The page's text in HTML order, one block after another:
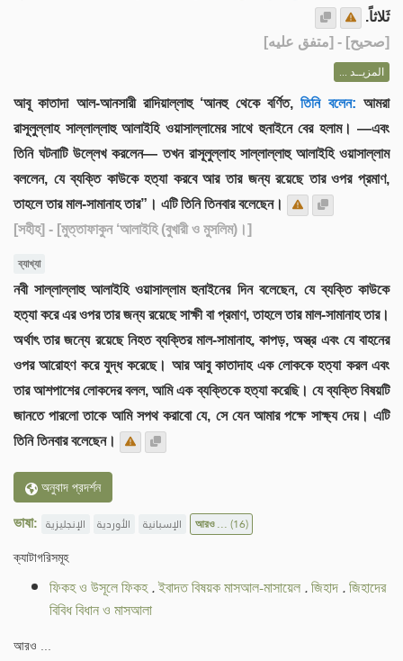
ثَلاثاً.
[صحيح] - [متفق عليه]
المزيــد ...
আবূ কাতাদা আল-আনসারী রাদিয়াল্লাহু ‘আনহু থেকে বর্ণিত, তিনি বলেন: আমরা
রাসূলুল্লাহ সাল্লাল্লাহু আলাইহি ওয়াসাল্লামের সাথে হুনাইনে বের হলাম। —এবং
তিনি ঘটনাটি উল্লেখ করলেন— তখন রাসূলুল্লাহ সাল্লাল্লাহু আলাইহি ওয়াসাল্লাম
বললেন, যে ব্যক্তি কাউকে হত্যা করবে আর তার জন্য রয়েছে তার ওপর প্রমাণ,
তাহলে তার মাল-সামানাহ তার”। এটি তিনি তিনবার বলেছেন।
[সহীহ] - [মুত্তাফাকুন ‘আলাইহি (বুখারী ও মুসলিম)।]
ব্যাখ্যা
নবী সাল্লাল্লাহু আলাইহি ওয়াসাল্লাম হুনাইনের দিন বলেছেন, যে ব্যক্তি কাউকে
হত্যা করে এর ওপর তার জন্য রয়েছে সাক্ষী বা প্রমাণ, তাহলে তার মাল-সামানাহ তার।
অর্থাৎ তার জন্যে রয়েছে নিহত ব্যক্তির মাল-সামানাহ, কাপড়, অস্ত্র এবং যে বাহনের
ওপর আরোহণ করে যুদ্ধ করেছে। আর আবু কাতাদাহ এক লোককে হত্যা করল এবং
তার আশপাশের লোকদের বলল, আমি এক ব্যক্তিকে হত্যা করেছি। যে ব্যক্তি বিষয়টি
জানতে পারলো তাকে আমি সপথ করাবো যে, সে যেন আমার পক্ষে সাক্ষ্য দেয়। এটি
তিনি তিনবার বলেছেন।
অনুবাদ প্রদর্শন
ভাষা: الإنجليزية الأوردية الإسبانية আরও ...(16)
ক্যাটাগরিসমূহ
ফিকহ ও উসূলে ফিকহ.ইবাদত বিষয়ক মাসআল-মাসায়েল.জিহাদ.জিহাদের
বিবিধ বিধান ও মাসআলা
আরও ...